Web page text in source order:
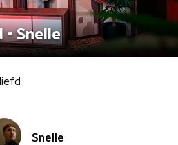
- Snelle
Snelle